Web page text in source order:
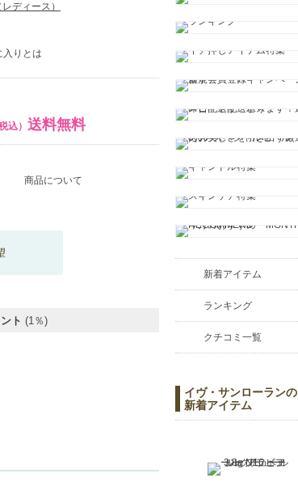
ディース）
入りとは
込） 送料無料
商品について
ト (1％)
新着アイテム
ランキング
クチコミ一覧
イヴ・サンローランの
新着アイテム